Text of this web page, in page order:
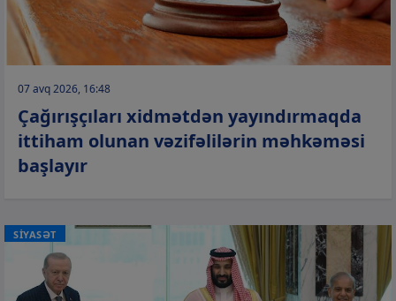
07 avq 2026, 16:48
Çağırışçıları xidmətdən yayındırmaqda
ittiham olunan vəzifəlilərin məhkəməsi
başlayır
SİYASƏT